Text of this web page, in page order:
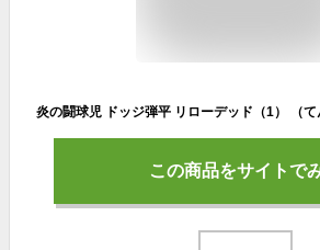
この商品をサイトで